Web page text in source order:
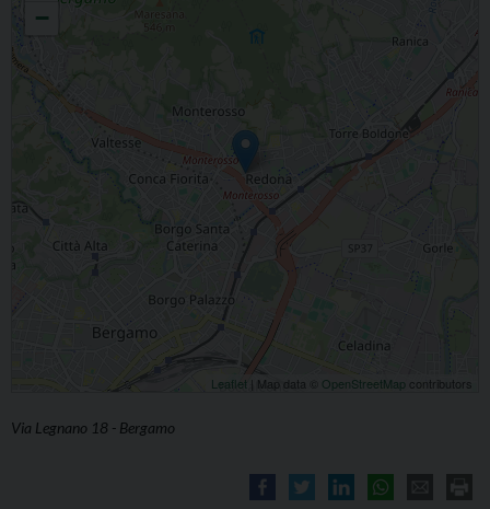
−
Leaflet | Map data © OpenStreetMap contributors
Via Legnano 18 - Bergamo